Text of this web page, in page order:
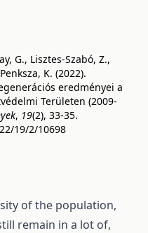
G., Lisztes-Szabó, Z.,
K. (2022).
eredményei a
Területen (2009-
, 19(2), 33-35.
19/2/10698
of the population,
remain in a lot of,